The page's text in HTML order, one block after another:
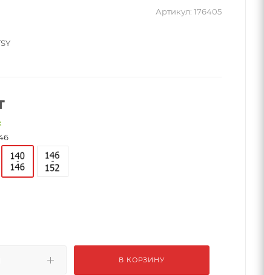
Артикул: 176405
В КОРЗИНУ